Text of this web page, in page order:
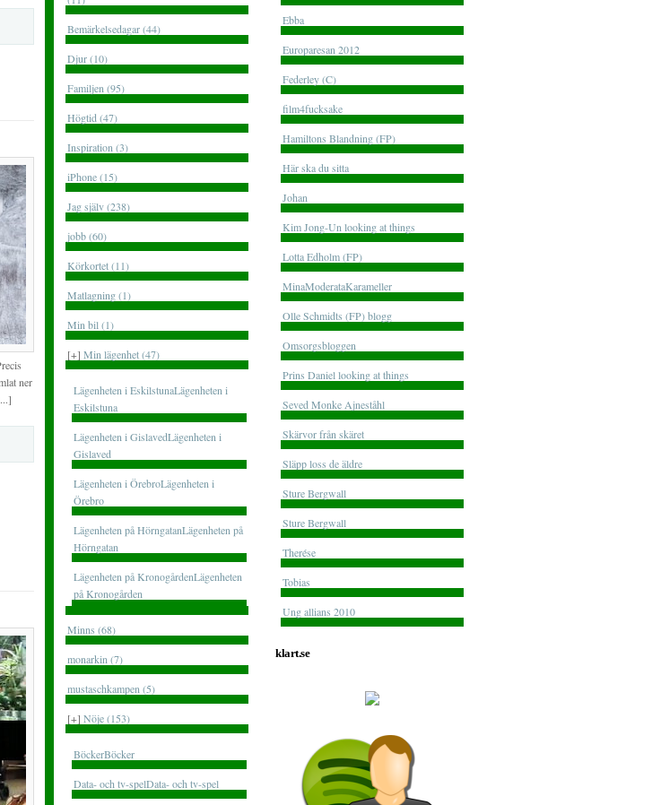
ner
Bemärkelsedagar (44)
Djur (10)
Familjen (95)
Högtid (47)
Inspiration (3)
iPhone (15)
Jag själv (238)
jobb (60)
Körkortet (11)
Matlagning (1)
Min bil (1)
[+] Min lägenhet (47)
Lägenheten i EskilstunaLägenheten i
Eskilstuna
Lägenheten i GislavedLägenheten i
Gislaved
Lägenheten i ÖrebroLägenheten i
Örebro
Lägenheten på HörngatanLägenheten på
Hörngatan
Lägenheten på KronogårdenLägenheten
på Kronogården
Minns (68)
monarkin (7)
mustaschkampen (5)
[+] Nöje (153)
BöckerBöcker
Data- och tv-spelData- och tv-spel
Ebba
Europaresan 2012
Federley (C)
film4fucksake
Hamiltons Blandning (FP)
Här ska du sitta
Johan
Kim Jong-Un looking at things
Lotta Edholm (FP)
MinaModerataKarameller
Olle Schmidts (FP) blogg
Omsorgsbloggen
Prins Daniel looking at things
Seved Monke Ajneståhl
Skärvor från skäret
Släpp loss de äldre
Sture Bergwall
Sture Bergwall
Therése
Tobias
Ung allians 2010
klart.se